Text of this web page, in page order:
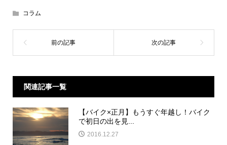
コラム
関連記事一覧
【バイク×正月】もうすぐ年越し！バイク
で初日の出を見...
2016.12.27